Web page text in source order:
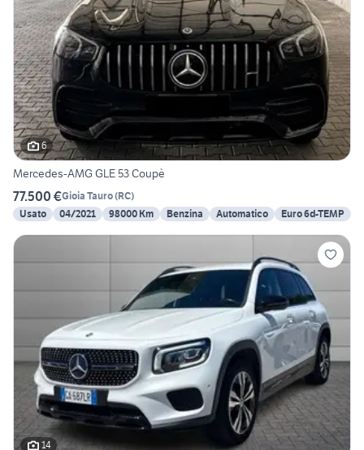
6
Mercedes-AMG GLE 53 Coupè
77.500 €Gioia Tauro(RC)
Usato
04/2021 98000 Km Benzina Automatico Euro 6d-TEMP
14